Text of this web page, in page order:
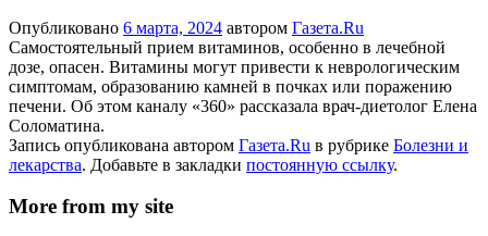
Опубликовано 6 марта, 2024 автором Газета.Ru
Самостоятельный прием витаминов, особенно в лечебной
дозе, опасен. Витамины могут привести к неврологическим
симптомам, образованию камней в почках или поражению
печени. Об этом каналу «360» рассказала врач-диетолог Елена
Соломатина.
Запись опубликована автором Газета.Ru в рубрике Болезни и
лекарства. Добавьте в закладки постоянную ссылку.
More from my site